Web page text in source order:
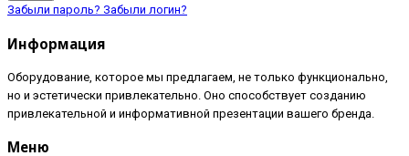
Забыли пароль? Забыли логин?
Информация
Оборудование, которое мы предлагаем, не только функционально,
но и эстетически привлекательно. Оно способствует созданию
привлекательной и информативной презентации вашего бренда.
Меню